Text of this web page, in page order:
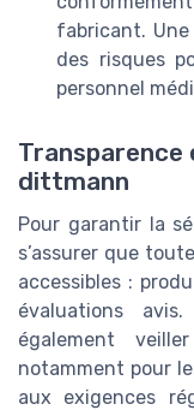
fabricant.
des risques
personnel
dittmann
Pour garantir la
s’assurer que
accessibles :
évaluations
également
notamment pour
aux exigences